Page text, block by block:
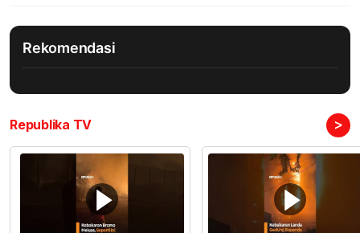
Rekomendasi
Republika TV >